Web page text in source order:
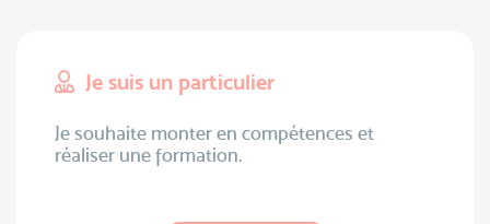
Je suis un particulier
Je souhaite monter en compétences et
réaliser une formation.